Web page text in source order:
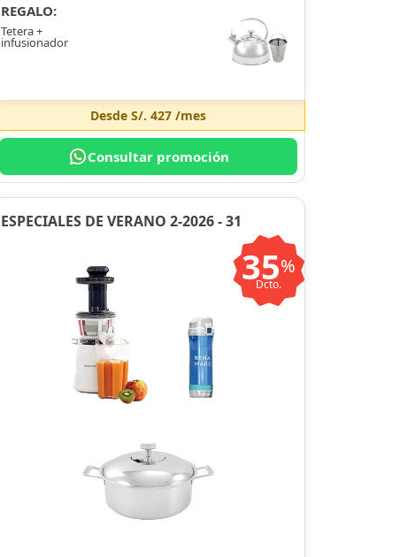
REGALO:
Tetera +
infusionador
DesdeS/. 427 /mes
Consultar promoción
ESPECIALES DE VERANO 2-2026 - 31
35%
Dcto.